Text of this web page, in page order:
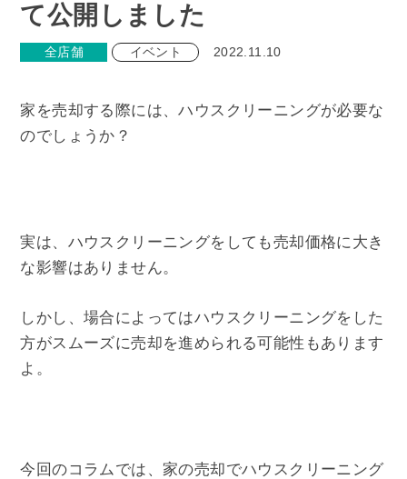
て公開しました
全店舗 イベント 2022.11.10
家を売却する際には、ハウスクリーニングが必要な
のでしょうか？
実は、ハウスクリーニングをしても売却価格に大き
な影響はありません。
しかし、場合によってはハウスクリーニングをした
方がスムーズに売却を進められる可能性もあります
よ。
今回のコラムでは、家の売却でハウスクリーニング